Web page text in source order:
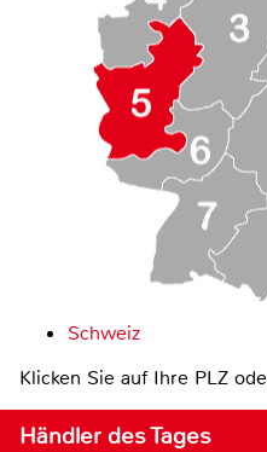
Schweiz
Klicken Sie auf Ihre PLZ
Händler des Tages